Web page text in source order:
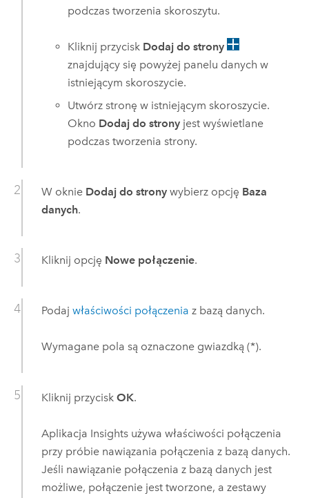
podczas tworzenia skoroszytu.
Kliknij przycisk Dodaj do strony
znajdujący się powyżej panelu danych w
istniejącym skoroszycie.
Utwórz stronę w istniejącym skoroszycie.
Okno Dodaj do strony jest wyświetlane
podczas tworzenia strony.
W oknie Dodaj do stronywybierz opcję Baza
danych.
Kliknij opcję Nowe połączenie.
Podaj właściwości połączenia z bazą danych.
Wymagane pola są oznaczone gwiazdką (*).
Kliknij przycisk OK.
Aplikacja Insightsużywa właściwości połączenia
przy próbie nawiązania połączenia z bazą danych.
Jeśli nawiązanie połączenia z bazą danych jest
możliwe, połączenie jest tworzone, a zestawy